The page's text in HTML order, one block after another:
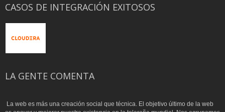
CASOS DE INTEGRACIÓN EXITOSOS
LA GENTE COMENTA
La web es más una creación social que técnica. El objetivo último de la web